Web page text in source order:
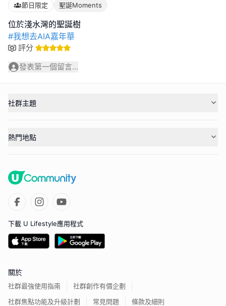
節日限定 聖誕Moments
#我想去AIA嘉年華
評分
發表第一個留言...
社群主題
熱門地點
下載 U Lifestyle應用程式
關於
社群最強使用指南
社群創作有價企劃
社群焦點功能及升級計劃
常見問題 條款及細則